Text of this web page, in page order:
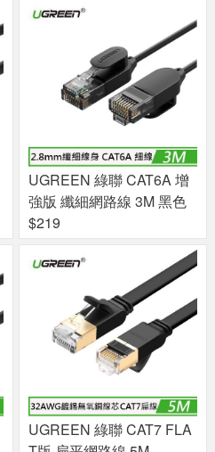
UGREEN 綠聯 CAT6A 增
強版 纖細網路線 3M 黑色
$219
UGREEN 綠聯 CAT7 FLA